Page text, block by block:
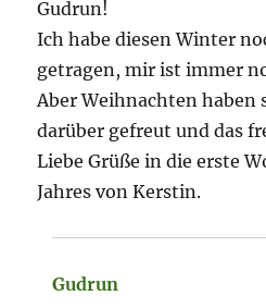
Gudrun!
Ich habe diesen Winter
getragen, mir ist immer
Aber Weihnachten haben
darüber gefreut und das
Liebe Grüße in die erste
Jahres von Kerstin.
Gudrun